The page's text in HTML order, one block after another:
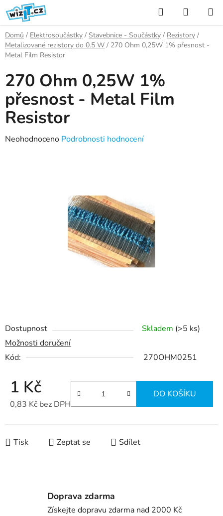
Přejít
na
obsah
Hledat
KOŠÍK
Domů / Elektrosoučástky / Stavebnice - Součástky / Rezistory /
Metalizované rezistory do 0.5 W / 270 Ohm 0,25W 1% přesnost -
Metal Film Resistor
Dostupnost Skladem (>5 ks)
Možnosti doručení
Kód:
270OHM0251
1 Kč
0,83 Kč bez DPH
DO KOŠÍKU
Tisk Zeptat se Sdílet
270 Ohm 0,25W 1%
přesnost - Metal Film
Resistor
Průměrné
Neohodnoceno Podrobnosti hodnocení
Doprava zdarma
Získejte dopravu zdarma nad 2000 Kč